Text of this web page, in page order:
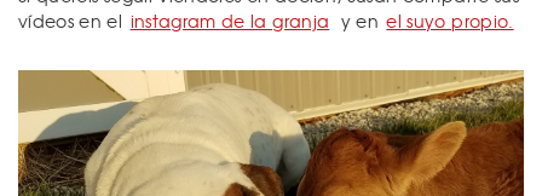
vídeos en el instagram de la granja y en el suyo propio.